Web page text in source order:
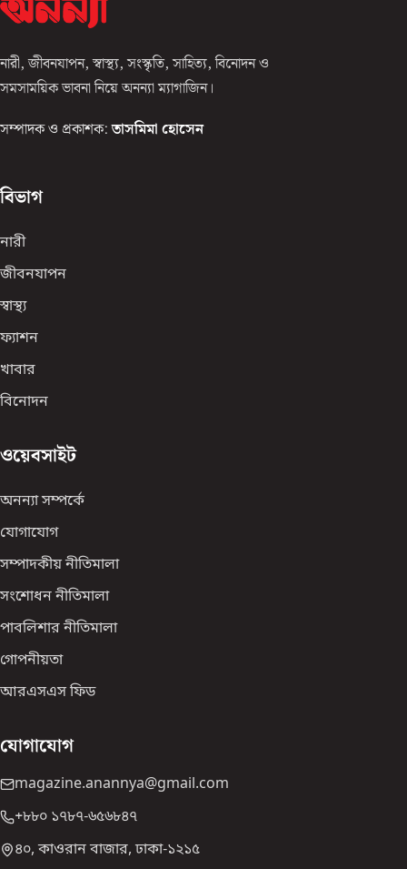
নারী, জীবনযাপন, স্বাস্থ্য, সংস্কৃতি, সাহিত্য, বিনোদন ও
সমসাময়িক ভাবনা নিয়ে অনন্যা ম্যাগাজিন।
সম্পাদক ও প্রকাশক: তাসমিমা হোসেন
বিভাগ
নারী
জীবনযাপন
স্বাস্থ্য
ফ্যাশন
খাবার
বিনোদন
ওয়েবসাইট
অনন্যা সম্পর্কে
যোগাযোগ
সম্পাদকীয় নীতিমালা
সংশোধন নীতিমালা
পাবলিশার নীতিমালা
গোপনীয়তা
আরএসএস ফিড
যোগাযোগ
magazine.anannya@gmail.com
+৮৮০ ১৭৮৭-৬৫৬৮৪৭
৪০, কাওরান বাজার, ঢাকা-১২১৫